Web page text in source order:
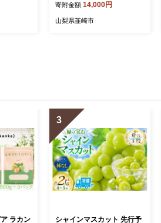
ハイ
晩酌ロ
20745344] ウィスキー whis
key ハイボール 酒 お酒 ア
寄附金額 14,000円
山梨県韮崎市
ラカン
3
シャインマスカット 先行予